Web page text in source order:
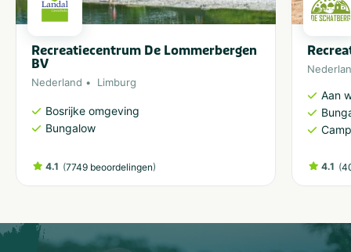
Recreatiecentrum De Lommerbergen
BV
Nederland Limburg
Bosrijke omgeving
Bungalow
4.1 (7749 beoordelingen)
Aan
4.1 (